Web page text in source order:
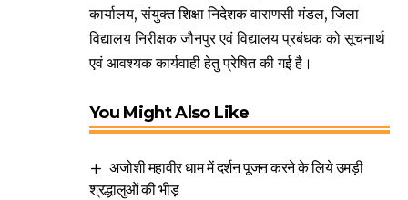
कार्यालय, संयुक्त शिक्षा निदेशक वाराणसी मंडल, जिला
विद्यालय निरीक्षक जौनपुर एवं विद्यालय प्रबंधक को सूचनार्थ
एवं आवश्यक कार्यवाही हेतु प्रेषित की गई है।
You Might Also Like
अजोशी महावीर धाम में दर्शन पूजन करने के लिये उमड़ी
श्रद्धालुओं की भीड़